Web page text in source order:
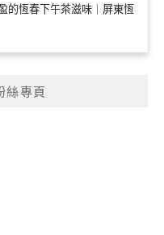
的恆春下午茶滋味｜屏東恆
絲專頁